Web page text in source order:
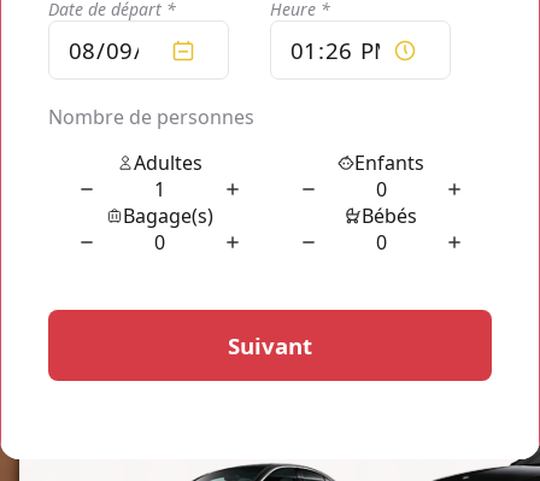
de transportTaxi Gare de Lyon Orly Sudmis à jour avec
votre transport ajouté au départ de la Gare de Lyon vers Orly
Sud ou de l'Aéroport d'Orly jusqu'à la Gare de Lyon.
véhiculesTaxi Gare de Lyon Orly Sud
réservation de votreTaxi Gare de Lyon Orly Sudne prend
pas plus que quelques instants et vous assure un transport
de haute qualité à tout moment! Réservez unTaxi Gare de
Lyon Orly Sudsans attendre via les devis accessible ci-